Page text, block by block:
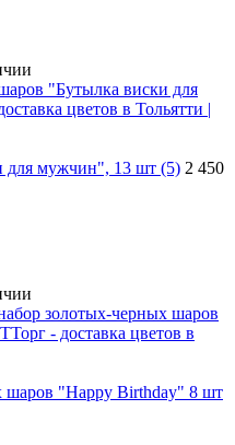
для мужчин", 13 шт (5) 2 450
шаров "Happy Birthday" 8 шт